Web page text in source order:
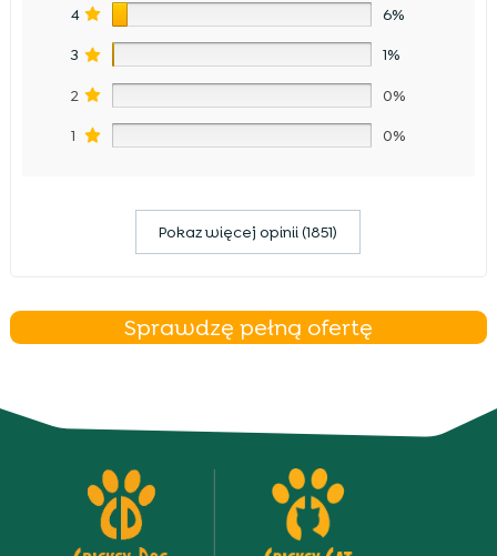
4 6%
3 1%
2 0%
1 0%
Pokaz więcej opinii (1851)
Sprawdzę pełną ofertę